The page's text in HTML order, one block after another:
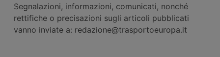
Segnalazioni, informazioni, comunicati, nonché
rettifiche o precisazioni sugli articoli pubblicati
vanno inviate a: redazione@trasportoeuropa.it